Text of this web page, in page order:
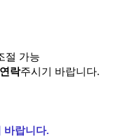
절 가능
락주시기 바랍니다.
바랍니다.